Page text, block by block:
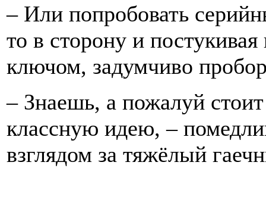
– Или попробовать
то в сторону и
ключом, задумчиво
– Знаешь, а пожалуй
классную идею, –
взглядом за тяжёлый